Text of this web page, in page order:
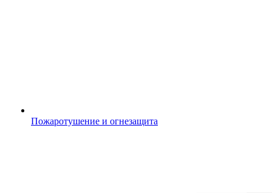
Пожаротушение и огнезащита